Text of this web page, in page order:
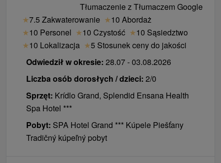
Tłumaczenie z Tłumaczem Google
★7.5 Zakwaterowanie ★10 Abordaż
★10 Personel ★10 Czystość ★10 Sąsiedztwo
★10 Lokalizacja ★5 Stosunek ceny do jakości
Odwiedził w okresie: 28.07 - 03.08.2026
Liczba osób dorosłych / dzieci: 2/0
Sprzęt: Krídlo Grand, Splendid Ensana Health
Spa Hotel ***
Pobyt: SPA Hotel Grand *** Kúpele Piešťany
Tradičný kúpeľný pobyt